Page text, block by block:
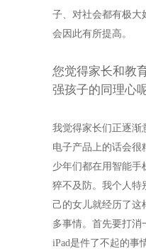
子、对社会都有极大
会因此有所提高。
您觉得家长和教
强孩子的同理心
我觉得家长们正逐渐
电子产品上的话会很
少年们都在用智能手
猝不及防。我个人特
己的女儿就经历了这
多事情。首先要打消
iPad是件了不起的事